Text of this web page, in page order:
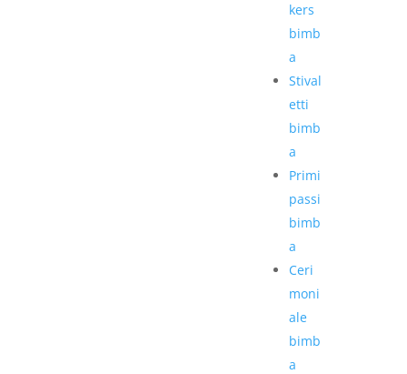
kers
bimb
a
Stival
etti
bimb
a
Primi
passi
bimb
a
Ceri
moni
ale
bimb
a